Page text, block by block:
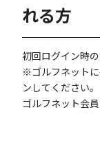
れる方
初回ログイン時
※ゴルフネット
ンしてください。
ゴルフネット会